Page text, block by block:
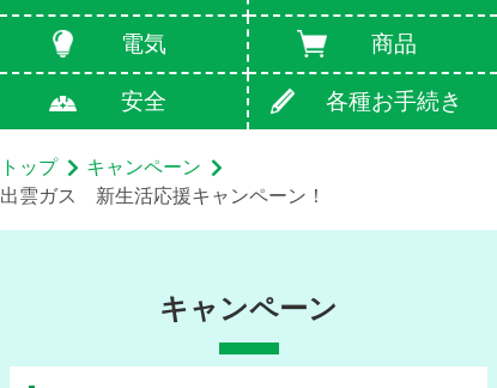
電気 商品
安全 各種お手続き
トップ
キャンペーン
出雲ガス 新生活応援キャンペーン！
キャンペーン